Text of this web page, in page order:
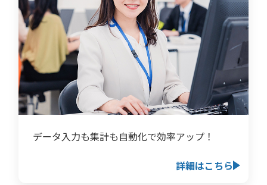
データ入力も集計も自動化で効率アップ！
詳細はこちら